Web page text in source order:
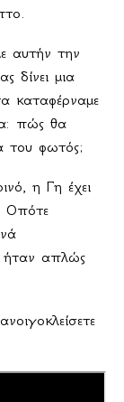
αυτήν την
δίνει μια
καταφέρναμε
πώς θα
του φωτός;
η Γη έχει
Οπότε
ήταν απλώς